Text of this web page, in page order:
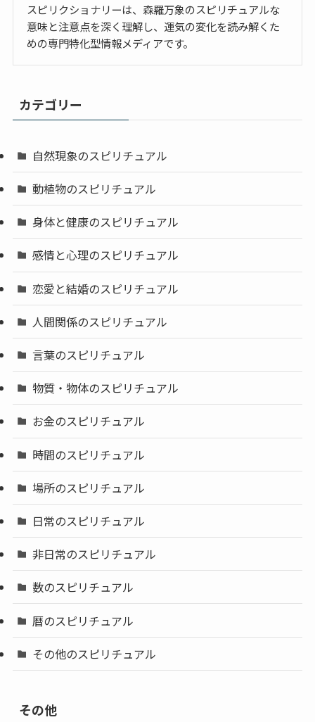
スピリクショナリーは、森羅万象のスピリチュアルな
意味と注意点を深く理解し、運気の変化を読み解くた
めの専門特化型情報メディアです。
カテゴリー
自然現象のスピリチュアル
動植物のスピリチュアル
身体と健康のスピリチュアル
感情と心理のスピリチュアル
恋愛と結婚のスピリチュアル
人間関係のスピリチュアル
言葉のスピリチュアル
物質・物体のスピリチュアル
お金のスピリチュアル
時間のスピリチュアル
場所のスピリチュアル
日常のスピリチュアル
非日常のスピリチュアル
数のスピリチュアル
暦のスピリチュアル
その他のスピリチュアル
その他